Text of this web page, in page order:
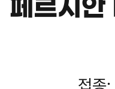
페르시안